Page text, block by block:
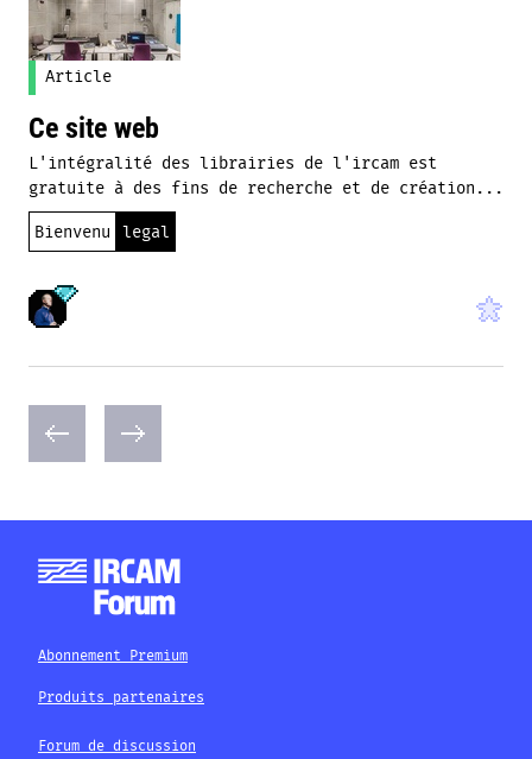
Article
Ce site web
L'intégralité des librairies de l'ircam est
gratuite à des fins de recherche et de création...
Bienvenu legal
Abonnement Premium
Produits partenaires
Forum de discussion